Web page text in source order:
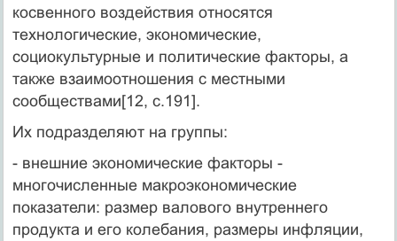
косвенного воздействия относятся
технологические, экономические,
социокультурные и политические факторы, а
также взаимоотношения с местными
сообществами[12, c.191].
Их подразделяют на группы:
- внешние экономические факторы -
многочисленные макроэкономические
показатели: размер валового внутреннего
продукта и его колебания, размеры инфляции,